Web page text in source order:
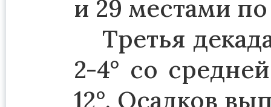
и 29 местами
Третья
2-4° со
12°. Осадков